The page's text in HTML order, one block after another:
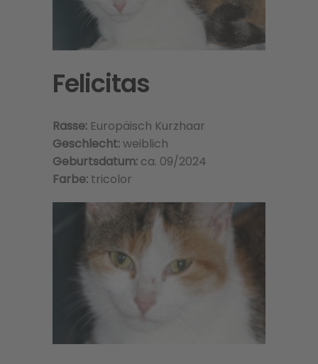
Felicitas
Rasse: Europäisch Kurzhaar
Geschlecht:weiblich
Geburtsdatum: ca. 09/2024
Farbe: tricolor